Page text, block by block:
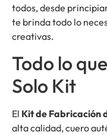
todos, desde
te brinda todo lo
creativas.
Todo lo
Solo Kit
El Kit de Fabricación
alta calidad, cuero